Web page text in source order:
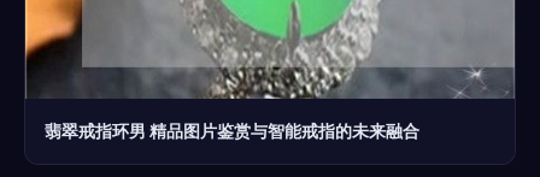
翡翠戒指环男 精品图片鉴赏与智能戒指的未来融合